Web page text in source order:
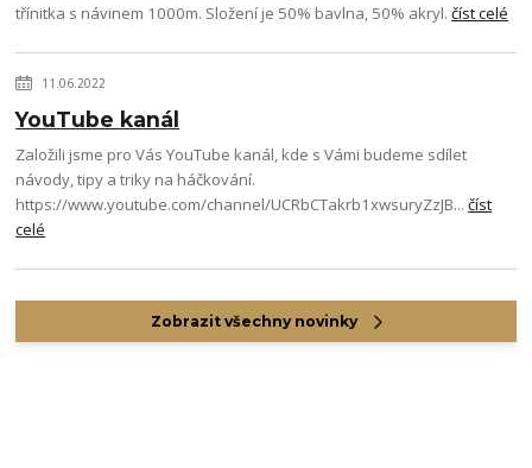
třínitka s návinem 1000m. Složení je 50% bavlna, 50% akryl.číst celé
11.06.2022
YouTube kanál
Založili jsme pro Vás YouTube kanál, kde s Vámi budeme sdílet
návody, tipy a triky na háčkování.
https://www.youtube.com/channel/UCRbCTakrb1xwsuryZzJB...číst
celé
Zobrazit všechny novinky